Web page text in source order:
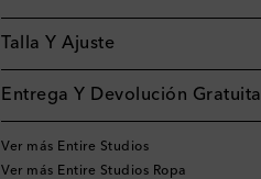
Talla Y Ajuste
Entrega Y Devolución Gratuita
Ver más Entire Studios
Ver más Entire Studios Ropa